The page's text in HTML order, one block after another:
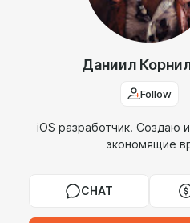
Даниил
Follow
iOS разработчик. Создаю
экономящие
CHAT